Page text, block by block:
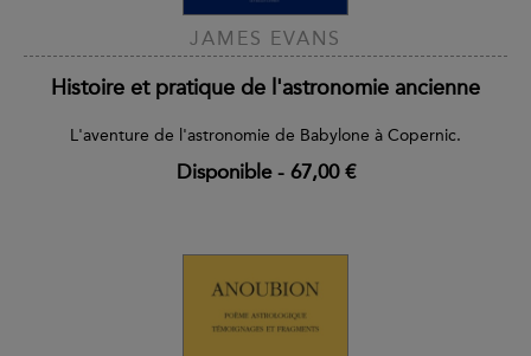
JAMES EVANS
Histoire et pratique de l'astronomie ancienne
L'aventure de l'astronomie de Babylone à Copernic.
Disponible- 67,00 €